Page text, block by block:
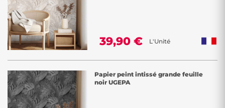
39,90 € L'Unité
Papier peint intissé grande feuille
noir UGEPA